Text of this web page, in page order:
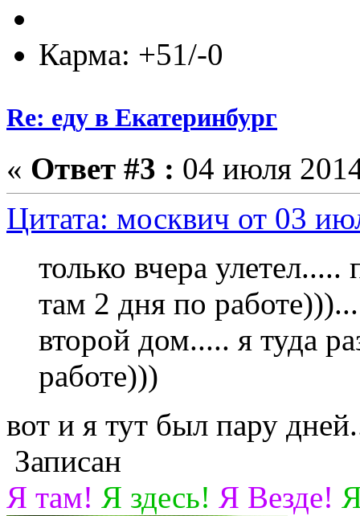
Карма: +51/-0
Re: еду в Екатеринбург
« Ответ #3 : 04 июля
Цитата: москвич от 03
только вчера
там 2 дня по
второй дом..... я туда
работе)))
вот и я тут был пару
Записан
Я там! Я здесь! Я Везде!